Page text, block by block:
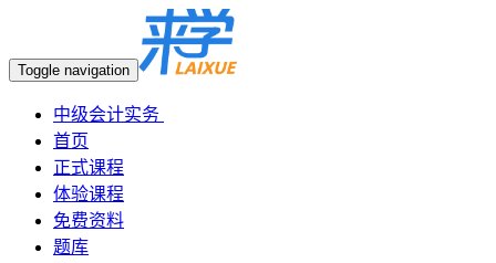
Toggle navigation
中级会计实务
首页
正式课程
体验课程
免费资料
题库